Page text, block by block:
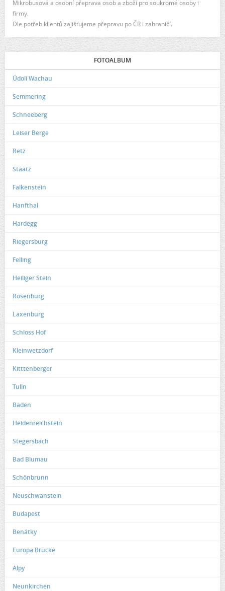
Mikrobusová a osobní přeprava osob a zboží pro soukromé osoby i
firmy.
Dle potřeb klientů zajišťujeme přepravu po ČR i zahraničí.
FOTOALBUM
Údolí Wachau
Semmering
Schneeberg
Leiser Berge
Retz
Staatz
Falkenstein
Hanfthal
Hardegg
Riegersburg
Felling
Heiliger Stein
Rosenburg
Laxenburg
Schloss Hof
Kleinwetzdorf
Kitttenberger
Tulln
Baden
Heidenreichstein
Stegersbach
Bad Blumau
Schönbrunn
Neuschwanstein
Budapest
Benátky
Europa Brücke
Alpy
Neunkirchen